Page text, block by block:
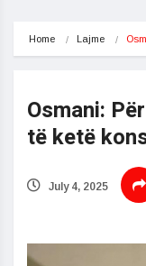
Home Lajme
Osmani:
të ketë
July 4, 2025